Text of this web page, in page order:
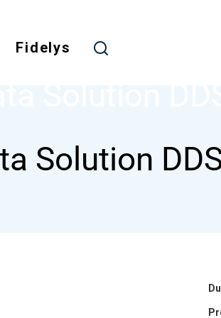
Fidelys
SOLUTION DDS
Solution